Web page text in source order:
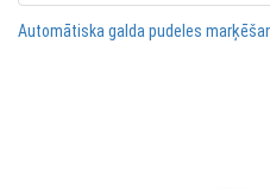
Automātiska galda pudeles